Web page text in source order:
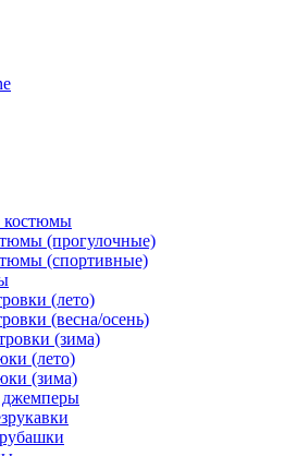
костюмы
(прогулочные)
(спортивные)
(лето)
(весна/осень)
(зима)
(лето)
(зима)
джемперы